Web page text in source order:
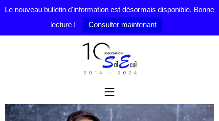
Le nouveau bulletin d'information est désormais disponible. Bonne
lecture !
Consulter maintenant